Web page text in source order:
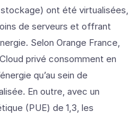
ont été virtualisées,
de serveurs et offrant
Selon Orange France,
privé consomment en
qu’au sein de
En outre, avec un
(PUE) de 1,3, les